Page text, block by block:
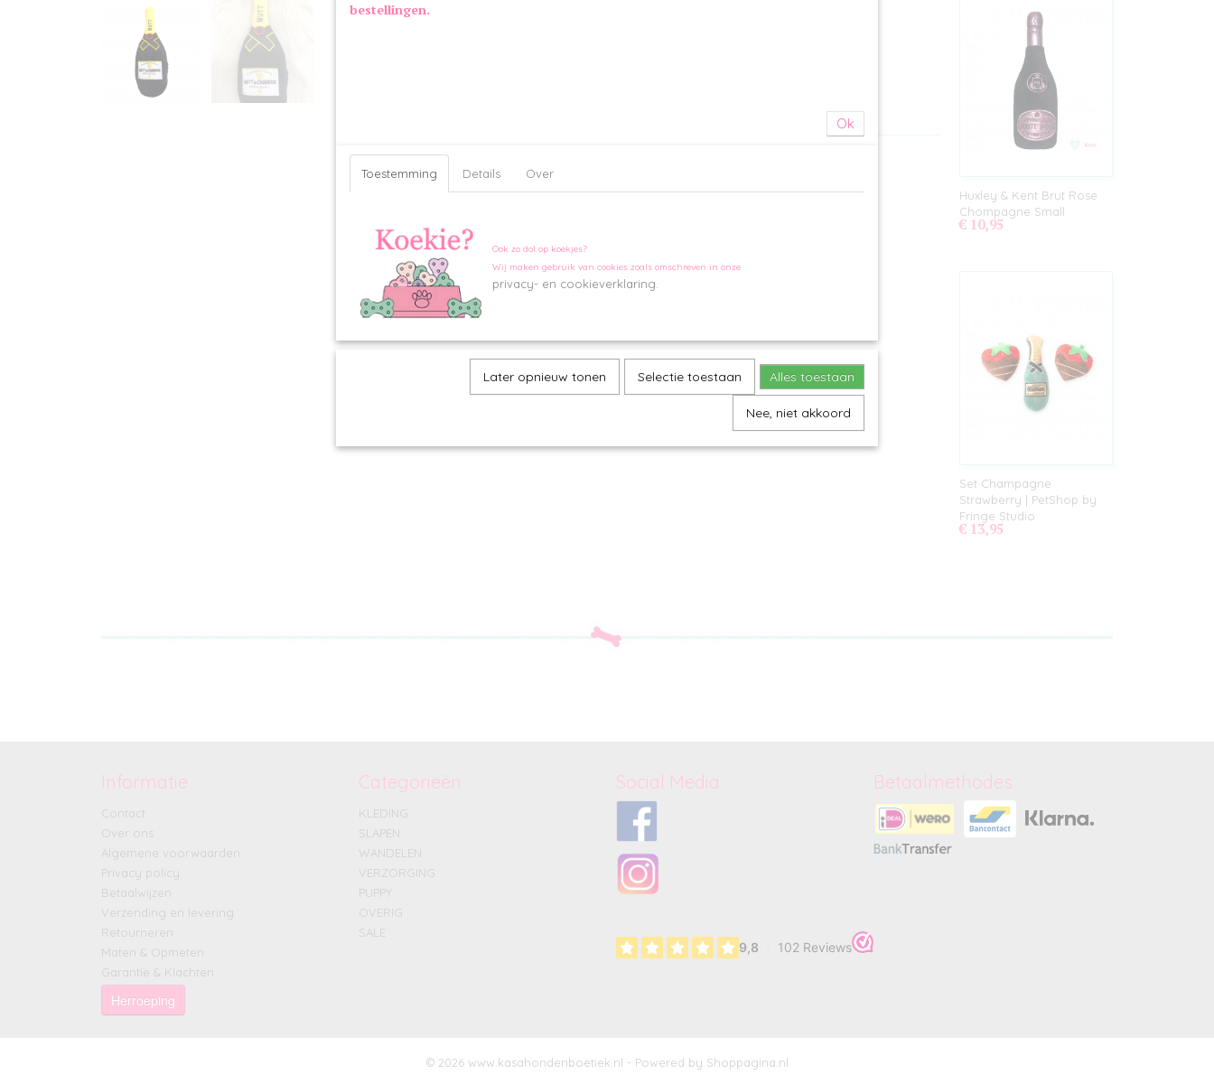
Huxley & Kent Brut Rose
Chompagne Small
€ 10,95
Set Champagne
Strawberry | PetShop by
Fringe Studio
€ 13,95
Informatie
Contact
Over ons
Algemene voorwaarden
Privacy policy
Betaalwijzen
Verzending en levering
Retourneren
Maten & Opmeten
Garantie & Klachten
Herroeping
Categorieën
KLEDING
SLAPEN
WANDELEN
VERZORGING
PUPPY
OVERIG
SALE
Social Media Betaalmethodes
© 2026 www.kasahondenboetiek.nl - Powered by Shoppagina.nl
bestellingen.
Ok
Toestemming Details Over
Ook zo dol op koekjes?
Wij maken gebruik van cookies zoals omschreven in onze
privacy- en cookieverklaring.
Later opnieuw tonen Selectie toestaan Alles toestaan
Nee, niet akkoord